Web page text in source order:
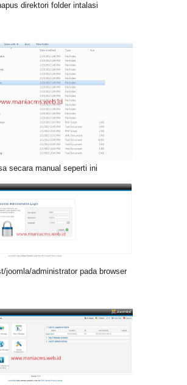
direktori folder intalasi
secara manual seperti ini
joomla/administrator pada browser